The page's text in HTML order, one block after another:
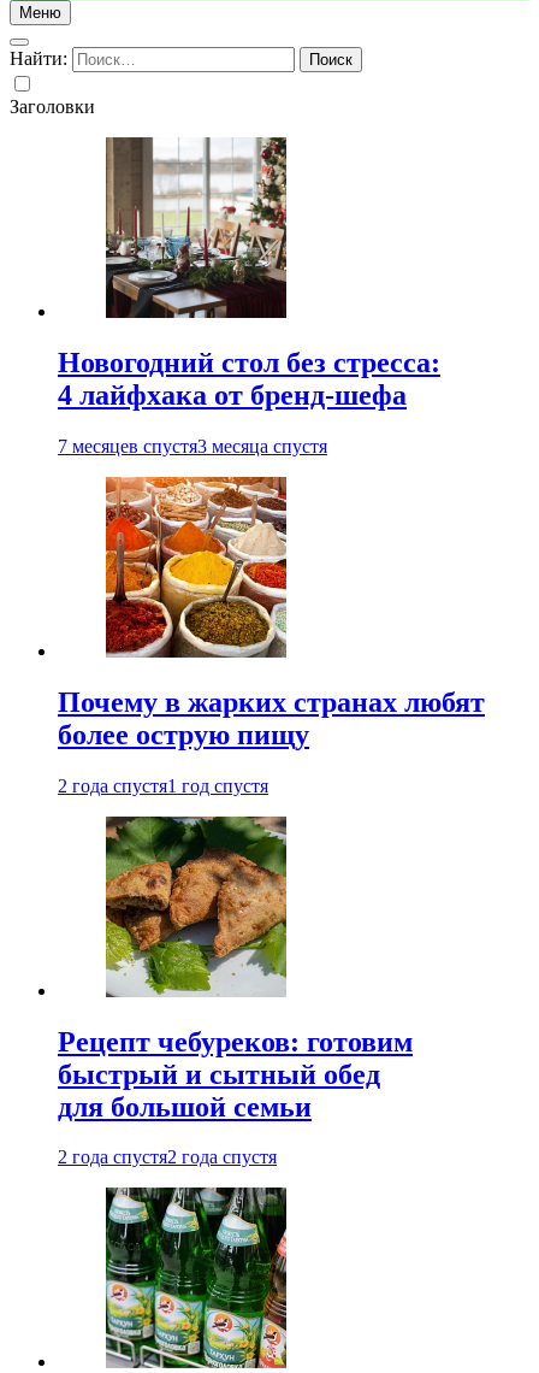
Меню
Найти:
Заголовки
Новогодний стол без стресса:
4 лайфхака от бренд-шефа
7 месяцев спустя3 месяца спустя
Почему в жарких странах любят
более острую пищу
2 года спустя1 год спустя
Рецепт чебуреков: готовим
быстрый и сытный обед
для большой семьи
2 года спустя2 года спустя